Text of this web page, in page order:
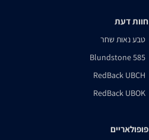
חוות דעת
טבע נאות שחר
Blundstone 585
RedBack UBCH
RedBack UBOK
פופולאריים